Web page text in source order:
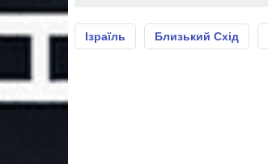
Ізраїль Близький Схід